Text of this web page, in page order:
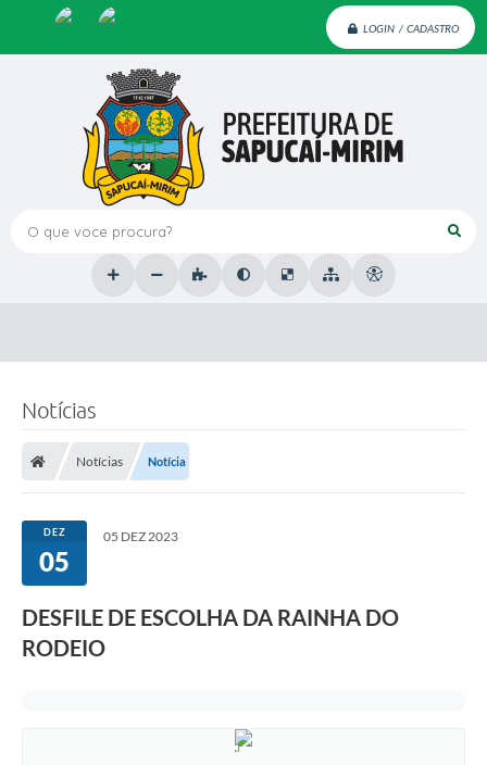
LOGIN / CADASTRO
O que voce procura?
Notícias
Notícias Notícia
DEZ
05
05 DEZ 2023
DESFILE DE ESCOLHA DA RAINHA DO
RODEIO